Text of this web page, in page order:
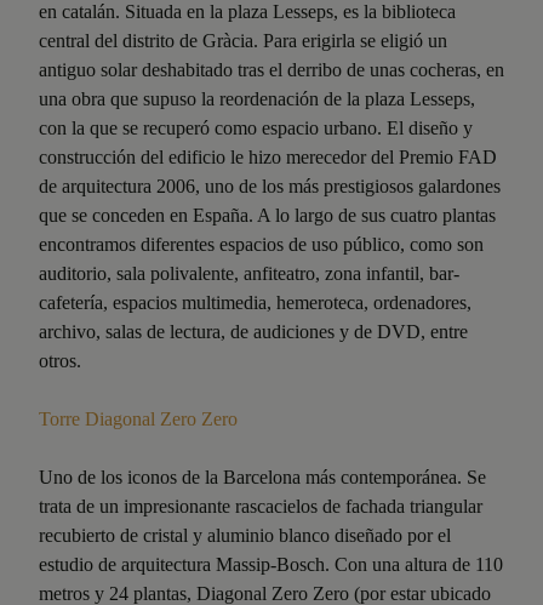
en catalán. Situada en la plaza Lesseps, es la biblioteca
central del distrito de Gràcia. Para erigirla se eligió un
antiguo solar deshabitado tras el derribo de unas cocheras, en
una obra que supuso la reordenación de la plaza Lesseps,
con la que se recuperó como espacio urbano. El diseño y
construcción del edificio le hizo merecedor del Premio FAD
de arquitectura 2006, uno de los más prestigiosos galardones
que se conceden en España. A lo largo de sus cuatro plantas
encontramos diferentes espacios de uso público, como son
auditorio, sala polivalente, anfiteatro, zona infantil, bar-
cafetería, espacios multimedia, hemeroteca, ordenadores,
archivo, salas de lectura, de audiciones y de DVD, entre
otros.
Torre Diagonal Zero Zero
Uno de los iconos de la Barcelona más contemporánea. Se
trata de un impresionante rascacielos de fachada triangular
recubierto de cristal y aluminio blanco diseñado por el
estudio de arquitectura Massip-Bosch. Con una altura de 110
metros y 24 plantas, Diagonal Zero Zero (por estar ubicado